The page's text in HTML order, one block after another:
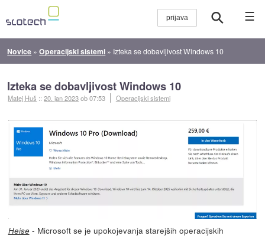
☰
Novice »Operacijski sistemi » Izteka se dobavljivost Windows 10
Izteka se dobavljivost Windows 10
Matej Huš ::20. jan 2023ob 07:53 Operacijski sistemi
Heise- Microsoft se je upokojevanja starejših operacijskih